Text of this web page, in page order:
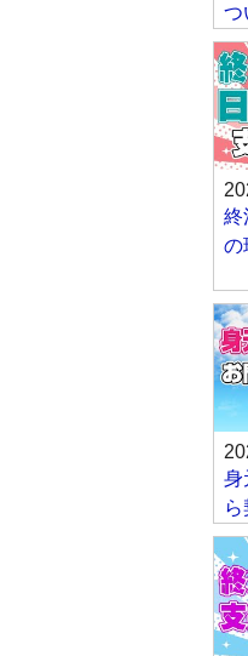
つ
終
の
身